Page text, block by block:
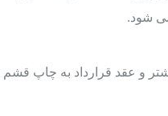
شود.
و عقد قرارداد به چاپ قشم